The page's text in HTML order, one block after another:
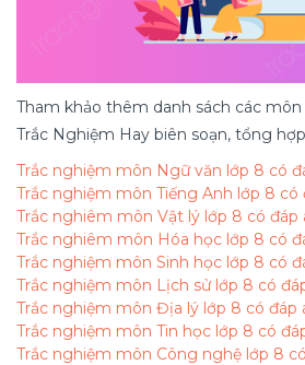
Tham khảo thêm danh sách các
Trắc Nghiệm Hay biên soạn, tổng
Trắc nghiệm môn Ngữ văn lớp 8 có
Trắc nghiệm môn Tiếng Anh lớp 8 có
Trắc nghiêm môn Vật lý lớp 8 có đáp
Trắc nghiêm môn Hóa học lớp 8 có
Trắc nghiệm môn Sinh học lớp 8 có
Trắc nghiệm môn Lịch sử lớp 8 có
Trắc nghiệm môn Địa lý lớp 8 có đáp
Trắc nghiệm môn Tin học lớp 8 có
Trắc nghiệm môn Công nghệ lớp 8